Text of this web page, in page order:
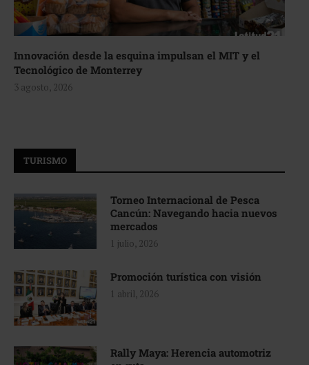
Innovación desde la esquina impulsan el MIT y el
Tecnológico de Monterrey
3 agosto, 2026
TURISMO
Torneo Internacional de Pesca
Cancún: Navegando hacia nuevos
mercados
1 julio, 2026
Promoción turística con visión
1 abril, 2026
Rally Maya: Herencia automotriz